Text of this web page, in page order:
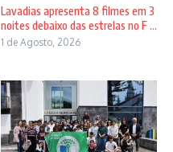
Lavadias apresenta 8 filmes em 3
noites debaixo das estrelas no F ...
1 de Agosto, 2026